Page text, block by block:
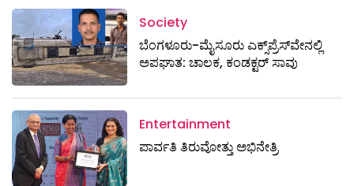
Society
ಬೆಂಗಳೂರು-ಮೈಸೂರು ಎಕ್ಸ್​ಪ್ರೆಸ್‌ವೇನಲ್ಲಿ
ಅಪಘಾತ: ಚಾಲಕ, ಕಂಡಕ್ಟರ್ ಸಾವು
Entertainment
ಪಾರ್ವತಿ ತಿರುವೋತ್ತು ಅಭಿನೇತ್ರಿ